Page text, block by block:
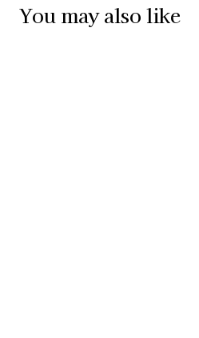
You may also like